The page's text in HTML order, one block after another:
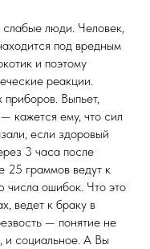
люди. Человек,
под вредным
и поэтому
реакции.
Выпьет,
кажется ему, что сил
если здоровый
3 часа после
граммов ведут к
числа ошибок. Что это
ведет к браку в
— понятие не
и социальное. А Вы